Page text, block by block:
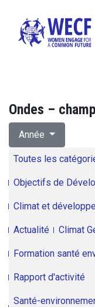
Ondes –
Année
Toutes les
Objectifs de
Climat et
Actualité Climat
Formation santé
Rapport d'activité
Santé-